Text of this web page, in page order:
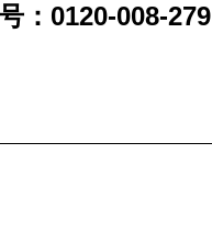
：0120-008-279